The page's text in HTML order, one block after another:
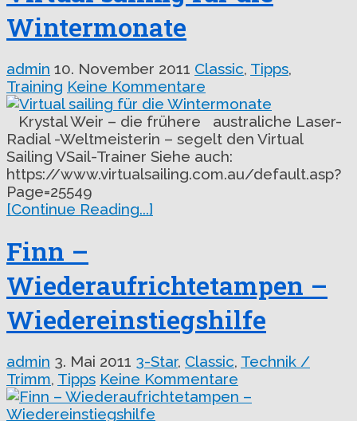
Wintermonate
admin 10. November 2011 Classic, Tipps,
Training Keine Kommentare
Krystal Weir – die frühere australiche Laser-
Radial -Weltmeisterin – segelt den Virtual
Sailing VSail-Trainer Siehe auch:
https://www.virtualsailing.com.au/default.asp?
Page=25549
[Continue Reading...]
Finn –
Wiederaufrichtetampen –
Wiedereinstiegshilfe
admin 3. Mai 2011 3-Star, Classic, Technik /
Trimm, Tipps Keine Kommentare